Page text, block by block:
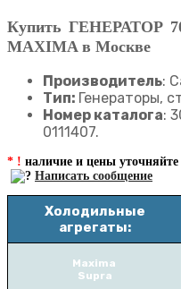
Купить ГЕНЕРАТОР
MAXIMA в Москве
Производитель:
Тип: Генераторы,
Номер каталога:
0111407.
* ! наличие и цены уточняйте
Написать сообщение
Холодильные
агрегаты:
Maxima
Supra